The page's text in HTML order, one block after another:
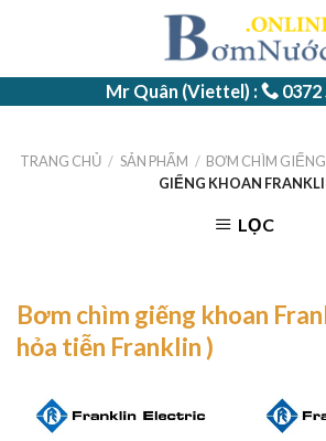
Mr Quân (Viettel) :
0372
TRANG CHỦ / SẢN PHẨM / BƠM CHÌM
GIẾNG KHOAN
LỌC
Bơm chìm giếng khoan
hỏa tiễn Franklin )